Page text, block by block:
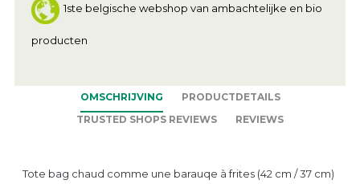
1ste belgische webshop van ambachtelijke en bio
producten
OMSCHRIJVING
PRODUCTDETAILS
TRUSTED SHOPS REVIEWS
REVIEWS
Tote bag chaud comme une barauqe à frites (42 cm / 37 cm)